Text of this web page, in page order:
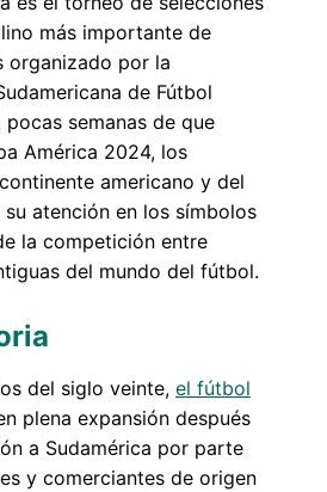
más importante de
organizado por la
de Fútbol
pocas semanas de que
América 2024, los
americano y del
atención en los símbolos
la competición entre
del mundo del fútbol.
del siglo veinte, el fútbol
plena expansión después
a Sudamérica por parte
y comerciantes de origen